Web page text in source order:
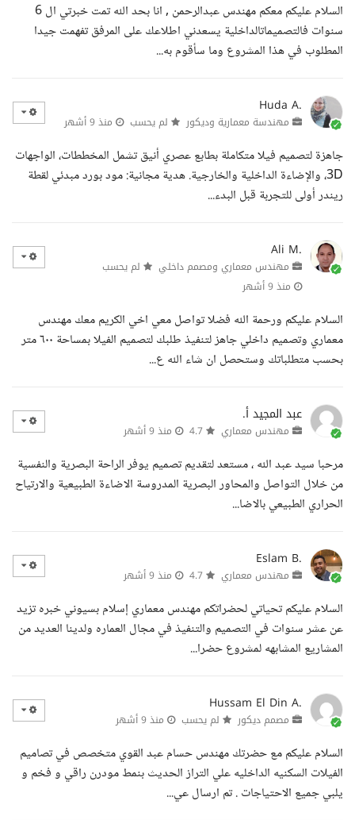
السلام عليكم معكم مهندس عبدالرحمن , انا بحد الله تمت خبرتي ال 6
سنوات فالتصميماتالداخلية يسعدني اطلاعك على المرفق تفهمت جيدا
المطلوب في هذا المشروع وما سأقوم به...
Huda A.
مهندسة معمارية وديكور لم يحسب منذ 9 أشهر
جاهزة لتصميم فيلا متكاملة بطابع عصري أنيق تشمل المخططات، الواجهات
3D، والإضاءة الداخلية والخارجية. هدية مجانية: مود بورد مبدئي لقطة
ريندر أولى للتجربة قبل البدء...
Ali M.
مهندس معماري ومصمم داخلي
لم يحسب
منذ 9 أشهر
السلام عليكم ورحمة الله فضلا تواصل معي اخي الكريم معك مهندس
معماري وتصميم داخلي جاهز لتنفيذ طلبك لتصميم الفيلا بمساحة ٦٠٠ متر
بحسب متطلباتك وستحصل ان شاء الله ع...
عبد المجيد أ.
مهندس معماري منذ 9 أشهر
مرحبا سيد عبد الله ، مستعد لتقديم تصميم يوفر الراحة البصرية والنفسية
من خلال التواصل والمحاور البصرية المدروسة الاضاءة الطبيعية والارتياح
الحراري الطبيعي بالاضا...
Eslam B.
مهندس معماري منذ 9 أشهر
السلام عليكم تحياتي لحضراتكم مهندس معماري إسلام بسيوني خبره تزيد
عن عشر سنوات في التصميم والتنفيذ في مجال العماره ولدينا العديد من
المشاريع المشابهه لمشروع حضرا...
Hussam El Din A.
مصمم ديكور لم يحسب منذ 9 أشهر
السلام عليكم مع حضرتك مهندس حسام عبد القوي متخصص في تصاميم
الفيلات السكنيه الداخليه علي التراز الحديث بنمط مودرن راقي و فخم و
يلبي جميع الاحتياجات . تم ارسال عي...